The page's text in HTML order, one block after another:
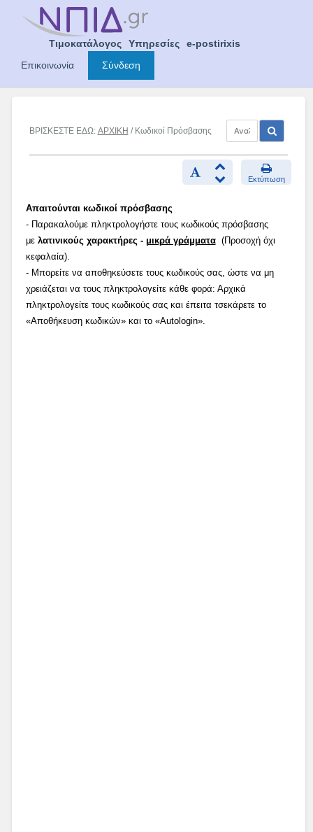
Τιμοκατάλογος Υπηρεσίες
e-postirixis
Επικοινωνία
Σύνδεση
ΒΡΙΣΚΕΣΤΕ ΕΔΩ: ΑΡΧΙΚΗ / Κωδικοί Πρόσβασης
Εκτύπωση
Απαιτούνται κωδικοί πρόσβασης
- Παρακαλούμε πληκτρολογήστε τους κωδικούς πρόσβασης
με λατινικούς χαρακτήρες - μικρά γράμματα(Προσοχή όχι
κεφαλαία).
- Μπορείτε να αποθηκεύσετε τους κωδικούς σας, ώστε να μη
χρειάζεται να τους πληκτρολογείτε κάθε φορά: Αρχικά
πληκτρολογείτε τους κωδικούς σας και έπειτα τσεκάρετε το
«Αποθήκευση κωδικών» και το «Autologin».